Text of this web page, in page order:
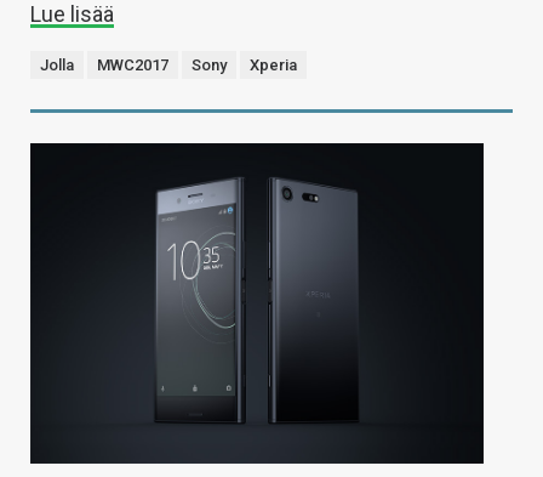
Lue lisää
Jolla MWC2017 Sony Xperia